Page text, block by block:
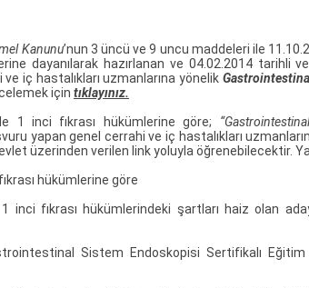
Kanunu’nun 3 üncü ve 9 uncu maddeleri ile
dayanılarak hazırlanan ve 04.02.2014 tarihli
iç hastalıkları uzmanlarına yönelik
için tıklayınız.
1 inci fıkrası hükümlerine göre;
yapan genel cerrahi ve iç hastalıkları
üzerinden verilen link yoluyla öğrenebilecektir.
hükümlerine göre
fıkrası hükümlerindeki şartları haiz olan
Sistem Endoskopisi Sertifikalı